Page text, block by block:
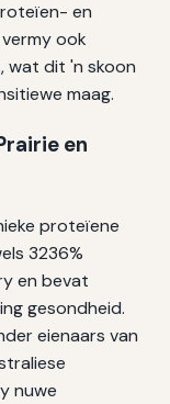
en
ook
wat dit 'n skoon
maag.
en
proteïene
3236%
en bevat
gesondheid.
eienaars van
nuwe